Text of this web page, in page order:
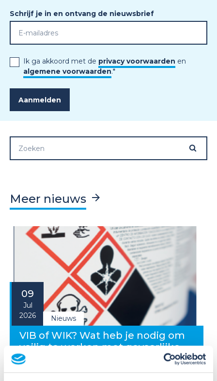
Schrijf je in en ontvang de nieuwsbrief
Ik ga akkoord met de privacy voorwaarden en
algemene voorwaarden.*
Meer nieuws
09
Jul
2026
Nieuws
VIB of WIK? Wat heb je nodig om
veilig te werken met gevaarlijke
stoffen?